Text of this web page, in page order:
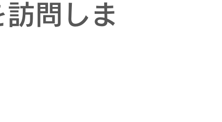
問しま